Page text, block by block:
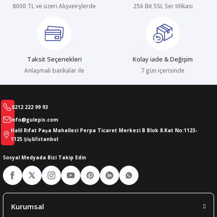
8000 TL ve üzeri Alışveirşlerde 256 Bit SSL Ser tifikası
Taksit Seçenekleri
Anlaşmalı bankalar ile
Kolay iade & Değişim
7 gün içerisinde
0212 222 99 93
info@gulepis.com
Halil Rıfat Paşa Mahallesi Perpa Ticaret Merkezi B Blok 8.Kat No:1123-
1125 Şişli/İstanbul
Sosyal Medyada Bizi Takip Edin
Kurumsal